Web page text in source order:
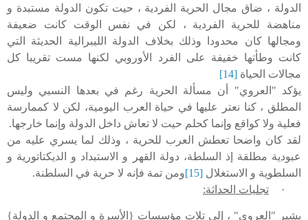
الدولة ، ضاق مجال الحرية الفردية ، حيت تكون الدولة مستبدة و
مناهضة للحرية الفردية ، لكن في نفس الوقت كانت ضعيفة
ومجالها كان محدودا وذلك بخلاف الدولة الليبرالية الحديثة التي
كانت وطأتها خفيفة على الفرد الأوروبي لكنها مست تقريبا كل
مجالات الحياة [14]
يؤكد "العروي" أن مسألة الحرية رغم في بعدها النسبي وليس
المطلق ، كنا نعتر عليها في حياة العرب اليومية، لكن لا كممارسة
فعلية ولا كواقع وإنما كحلم حيت لا تعاش داخل الدولة وإنما خارجها.
لقد كان واضحا تعطش العرب للحرية ، وذلك لما يسري عليه من
عبودية مطلقة إذ السلطة، دولة القهر و الاستبداد و الديكتاتورية و
السلطوية و الاستغلال [15]ومن تمة فإنه لا حرية في السلطنة.
·
تجليات الحداثة:
يشير "العروي" ، إلى تلات مؤسسات {الأسرة و المجتمع و الدولة}